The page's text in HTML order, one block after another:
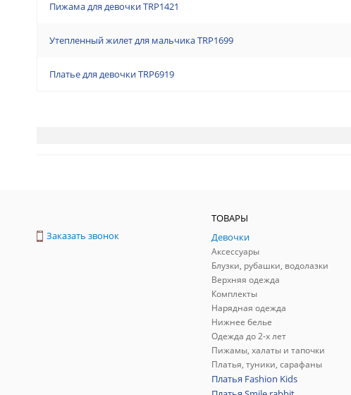
Пижама для девочки TRP1421
Утепленный жилет для мальчика TRP1699
Платье для девочки TRP6919
Заказать звонок
ТОВАРЫ
Девочки
Аксессуары
Блузки, рубашки, водолазки
Верхняя одежда
Комплекты
Нарядная одежда
Нижнее белье
Одежда до 2-х лет
Пижамы, халаты и тапочки
Платья, туники, сарафаны
Платья Fashion Kids